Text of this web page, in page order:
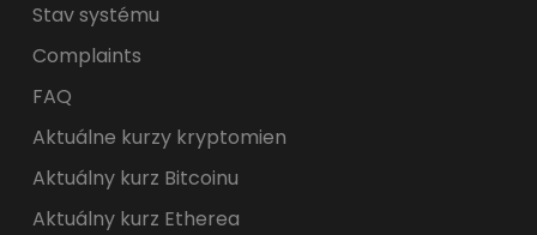
Stav systému
Complaints
FAQ
Aktuálne kurzy kryptomien
Aktuálny kurz Bitcoinu
Aktuálny kurz Etherea